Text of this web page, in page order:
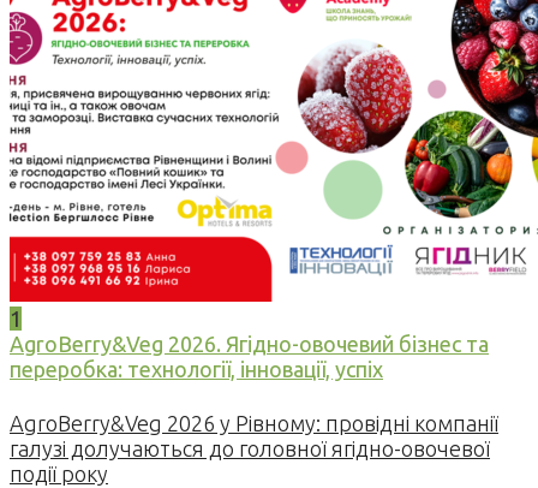
1
AgroBerry&Veg 2026. Ягідно-овочевий бізнес та
переробка: технології, інновації, успіх
AgroBerry&Veg 2026 у Рівному: провідні компанії
галузі долучаються до головної ягідно-овочевої
події року